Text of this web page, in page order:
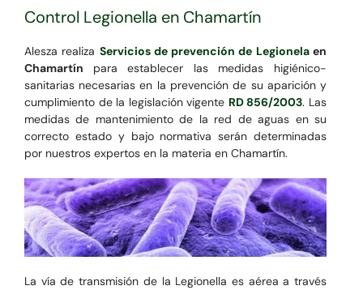
Control Legionella en Chamartín
Alesza realiza Servicios de prevención de Legionelaen
Chamartín para establecer las medidas higiénico-
sanitarias necesarias en la prevención de su aparición y
cumplimiento de la legislación vigente RD 856/2003. Las
medidas de mantenimiento de la red de aguas en su
correcto estado y bajo normativa serán determinadas
por nuestros expertos en la materia en Chamartín.
La vía de transmisión de la Legionella es aérea a través